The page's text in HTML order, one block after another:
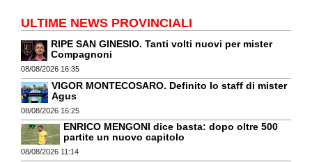
ULTIME NEWS PROVINCIALI
RIPE SAN GINESIO. Tanti volti nuovi per mister
Compagnoni
08/08/2026 16:35
VIGOR MONTECOSARO. Definito lo staff di mister
Agus
08/08/2026 16:25
ENRICO MENGONI dice basta: dopo oltre 500
partite un nuovo capitolo
08/08/2026 11:14